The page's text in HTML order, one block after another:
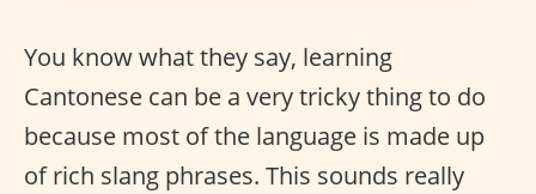
You know what they say, learning
Cantonese can be a very tricky thing to do
because most of the language is made up
of rich slang phrases. This sounds really